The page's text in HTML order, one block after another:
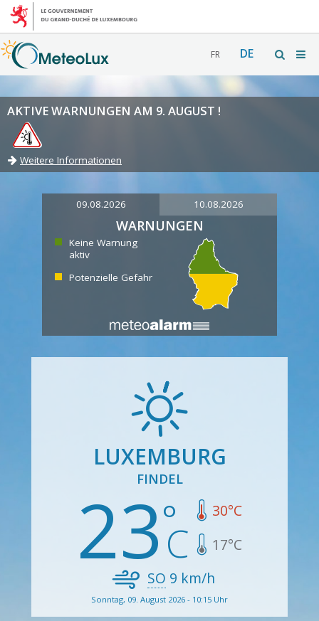
FR DE
AKTIVE WARNUNGEN AM 9. AUGUST !
Weitere Informationen
09.08.2026 10.08.2026
WARNUNGEN
Keine Warnung
aktiv
Potenzielle Gefahr
LUXEMBURG
FINDEL
23 30°C
17°C
SO 9 km/h
Sonntag, 09. August 2026 - 10:15 Uhr